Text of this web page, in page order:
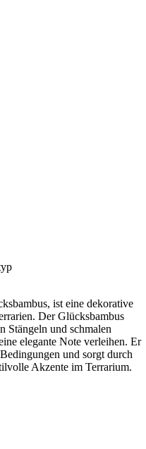
ist eine dekorative
Der Glücksbambus
Stängeln und schmalen
elegante Note verleihen. Er
und sorgt durch
Akzente im Terrarium.